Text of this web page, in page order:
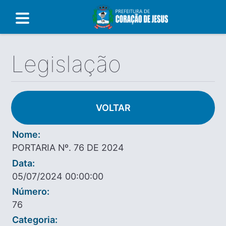
Legislação
VOLTAR
Nome:
PORTARIA Nº. 76 DE 2024
Data:
05/07/2024 00:00:00
Número:
76
Categoria: